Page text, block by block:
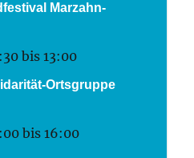
Marzahn-
bis13:00
Ortsgruppe
bis16:00